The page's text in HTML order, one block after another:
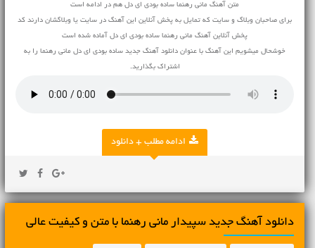
متن آهنگ مانی رهنما ساده بودی ای دل هم در ادامه است
برای صاحبان وبلاگ و سایت که تمایل به پخش آنلاین این آهنگ در سایت یا وبلاگشان دارند کد
پخش آنلاین آهنگ مانی رهنما ساده بودی ای دل آماده شده است
خوشحال میشویم این آهنگ با عنوان دانلود آهنگ جدید ساده بودی ای دل مانی رهنما را به
اشتراک بگذارید.
ادامه مطلب + دانلود
دانلود آهنگ جديد سپیدار مانی رهنما با متن و کیفیت عالی